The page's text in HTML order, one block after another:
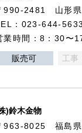
990-2481 山形県
：023-644-
業時間：8：30〜
販売可 工事
)鈴木金物
963-8025 福島県